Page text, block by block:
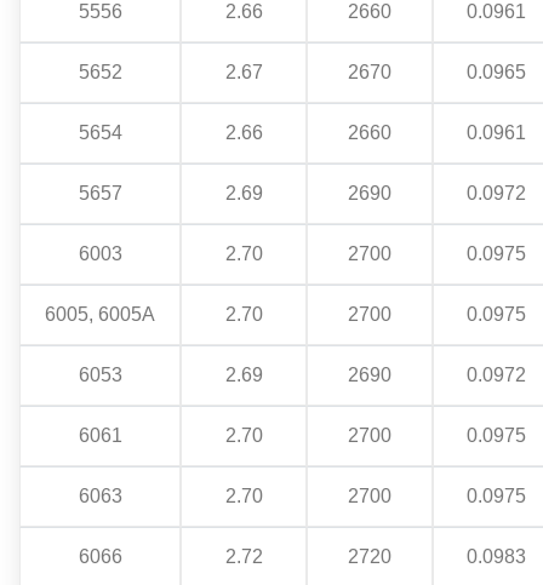
5556 2.66 2660 0.0961
5652 2.67 2670 0.0965
5654 2.66 2660 0.0961
5657 2.69 2690 0.0972
6003 2.70 2700 0.0975
6005, 6005А 2.70 2700 0.0975
6053 2.69 2690 0.0972
6061 2.70 2700 0.0975
6063 2.70 2700 0.0975
6066 2.72 2720 0.0983